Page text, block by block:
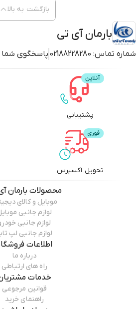
بارمان آی تی
شماره تماس: 02188228280 پاسخگوی
بازگشت به بالا
پشتیبانی
تحویل اکسپرس
محصولات بارمان
موبایل و کالای
لوازم جانبی
لوازم جانبی
لوازم جانبی لپ
اطلاعات
درباره ما
راه های ارتباطی
خدمات
قوانین مرجوعی
راهنمای خرید